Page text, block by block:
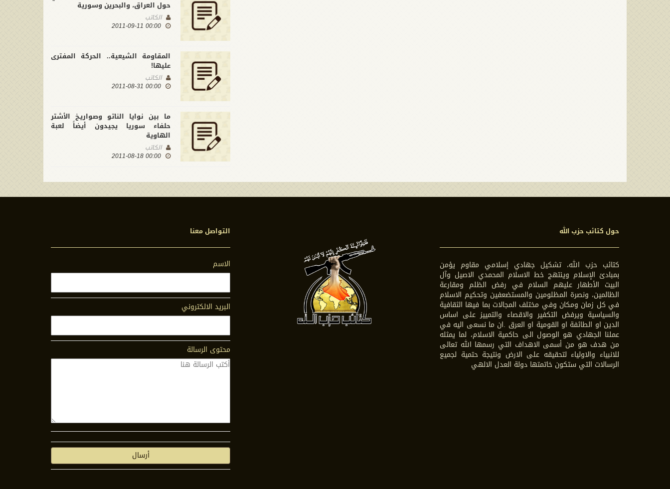
حول العراق، والبحرين وسورية
الكاتب
00:00 2011-09-11
المقاومة الشيعية.. الحركة المفترى
عليها!
الكاتب
00:00 2011-08-31
ما بين نوايا الناتو وصواريـخ الأشتر
حلفاء سوريا يجيدون أيضاً لعبة
الهاوية
الكاتب
00:00 2011-08-18
حول كتائب حزب الله
كتائب حزب الله، تشكيل جهادي إسلامي مقاوم يؤمن
بمبادئ الإسلام وينتهج خط الاسلام المحمدي الاصيل وآل
البيت الأطهار عليهم السلام في رفض الظلم ومقارعة
الظالمين، ونصرة المظلومين والمستضعفين وتحكيم الاسلام
في كل زمان ومكان وفي مختلف المجالات بما فيها الثقافية
والسياسية ويرفض التكفير والاقصاء والتمييز على اساس
الدين او الطائفة او القومية او العرق .ان ما نسعى اليه في
عملنا الجهادي هو الوصول الى حاكمية الاسلام، لما يمثله
من هدف هو من أسمى الاهداف التي رسمها الله تعالى
للانبياء والاولياء لتحقيقه على الارض ونتيجة حتمية لجميع
الرسالات التي ستكون خاتمتها دولة العدل الالهي
التواصل معنا
الاسم
البريد الالكتروني
محتوى الرسالة